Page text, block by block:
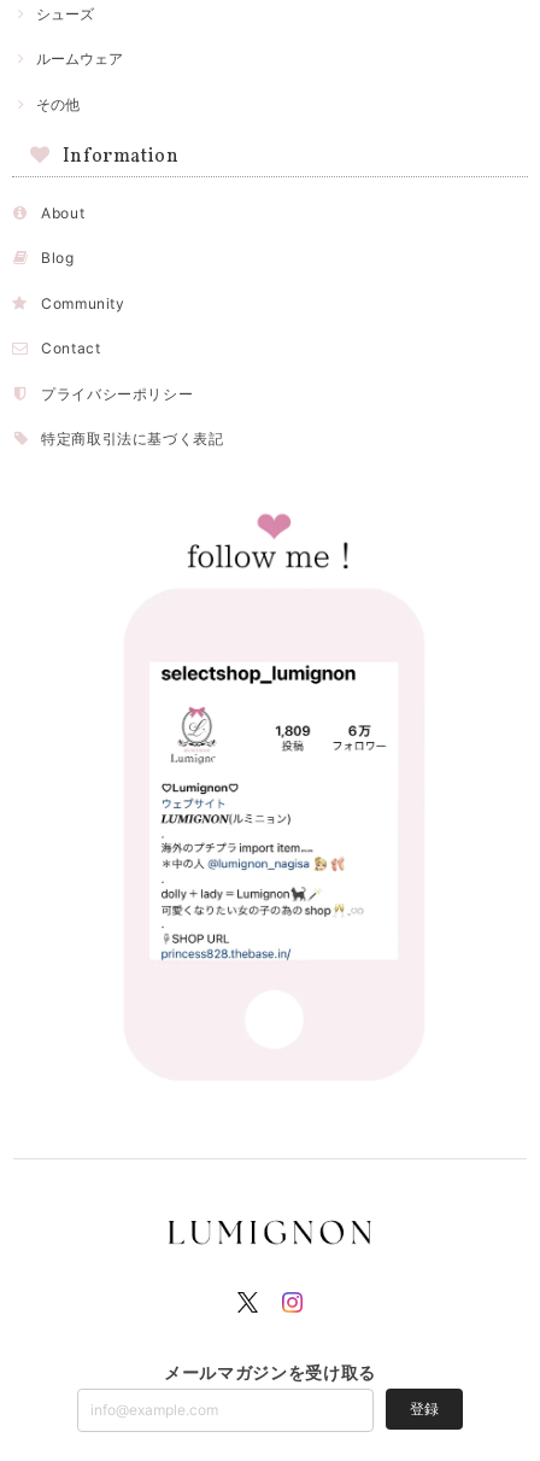
シューズ
ルームウェア
その他
Information
About
Blog
Community
Contact
プライバシーポリシー
特定商取引法に基づく表記
メールマガジンを受け取る
登録